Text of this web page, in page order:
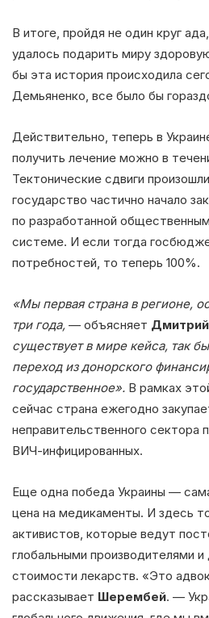
В итоге, пройдя не один круг
удалось подарить миру
бы эта история происходила
Демьяненко, все было бы
Действительно, теперь в
получить лечение можно в
Тектонические сдвиги
государство частично начало
по разработанной
системе. И если тогда
потребностей, то теперь 100%.
«Мы первая страна в регионе,
три года, — объясняет
существует в мире кейса, так
переход из донорского
государственное». В рамках
сейчас страна ежегодно
неправительственного сектора
ВИЧ-инфицированных.
Еще одна победа Украины —
цена на медикаменты. И здесь
активистов, которые ведут
глобальными производителями
стоимости лекарств. «Это
рассказывает Шерембей. —